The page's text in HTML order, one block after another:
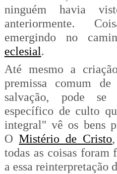
ninguém havia
anteriormente.
emergindo no
eclesial.
Até mesmo a
premissa comum
salvação, pode
específico de culto
integral" vê os bens
OMistério de Cristo
todas as coisas foram
a essa reinterpretação